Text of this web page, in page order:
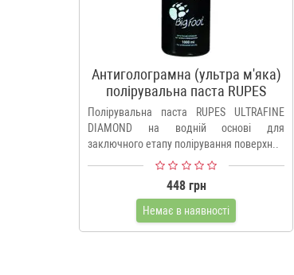
Антиголограмна (ультра м'яка)
полірувальна паста RUPES
ULTRAFINE DIAMOND
Полірувальна паста RUPES ULTRAFINE
DIAMOND на водній основі для
заключного етапу полірування поверхн..
448 грн
Немає в наявності